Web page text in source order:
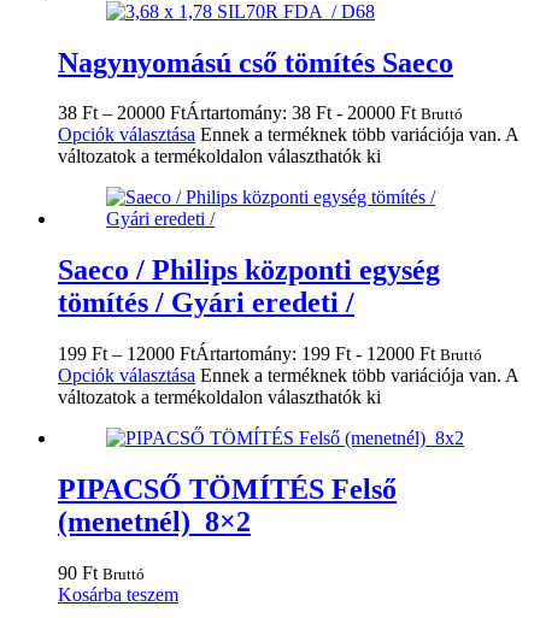
Nagynyomású cső tömítés Saeco
38 Ft – 20000 FtÁrtartomány: 38 Ft - 20000 Ft Bruttó
Opciók választása Ennek a terméknek több variációja van. A
változatok a termékoldalon választhatók ki
Saeco / Philips központi egység
tömítés / Gyári eredeti /
199 Ft – 12000 FtÁrtartomány: 199 Ft - 12000 Ft Bruttó
Opciók választása Ennek a terméknek több variációja van. A
változatok a termékoldalon választhatók ki
PIPACSŐ TÖMÍTÉS Felső
(menetnél) 8×2
90 Ft Bruttó
Kosárba teszem